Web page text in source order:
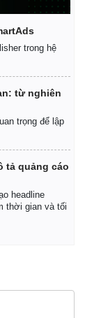
trong hệ
từ nghiên
trọng để lập
tả quảng cáo
headline
thời gian và tối